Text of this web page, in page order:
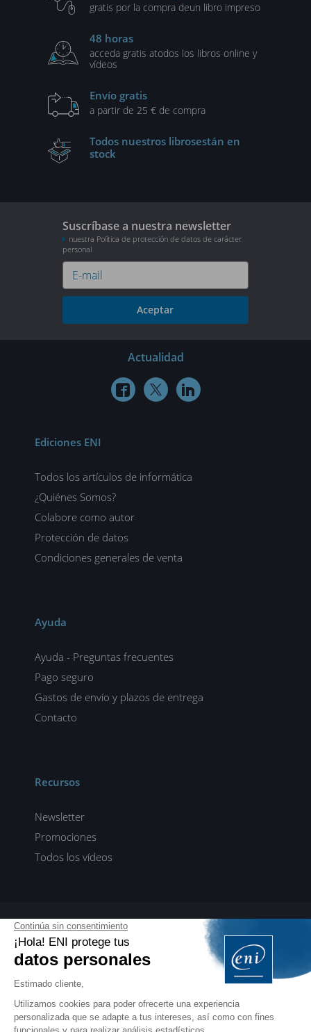
gratis por la compra deun libro impreso
48 horas
acceda gratis atodos los libros online y
vídeos
Envío gratis
a partir de 25 € de compra
Todos nuestros librosestán en
stock
Suscríbase a nuestra newsletter
nuestra Política de protección de datos de carácter
personal
Aceptar
Actualidad
  
Ediciones ENI
Todos los artículos de informática
¿Quiénes Somos?
Colabore como autor
Protección de datos
Condiciones generales de venta
Ayuda
Ayuda - Preguntas frecuentes
Pago seguro
Gastos de envío y plazos de entrega
Contacto
Recursos
Newsletter
Promociones
Todos los vídeos
ENI elearning
E-formaciones en 5 idiomas
Manuales para profesionales de la formación